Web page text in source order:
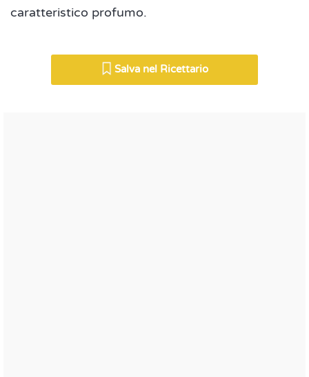
caratteristico profumo.
Salva nel Ricettario